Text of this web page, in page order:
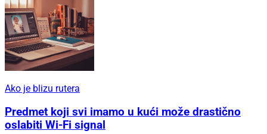
Ako je blizu rutera
Predmet koji svi imamo u kući može drastično
oslabiti Wi-Fi signal